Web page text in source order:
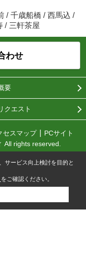
/ 千歳船橋 / 西馬込 /
/ 三軒茶屋
わせ
要
クエスト
セスマップ
PCサイト
All rights reserved.
サービス向上検討を目的と
をご確認ください。